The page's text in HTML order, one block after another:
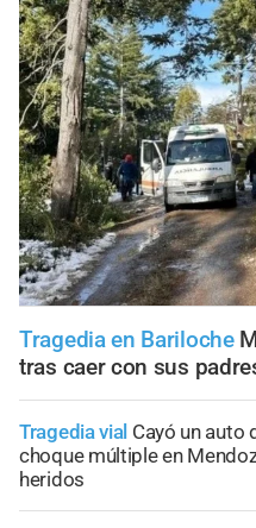
Tragedia en Bariloche
tras caer con sus
Tragedia vial Cayó un auto
choque múltiple en
heridos